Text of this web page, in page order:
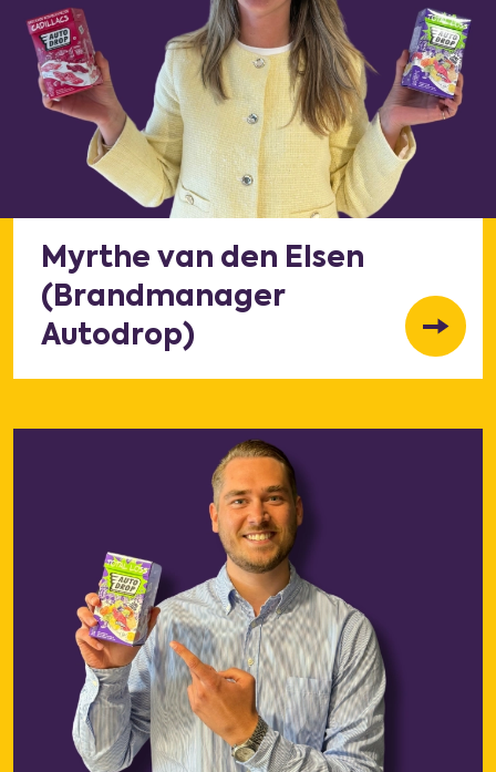
Myrthe van den Elsen
(Brandmanager
Autodrop)